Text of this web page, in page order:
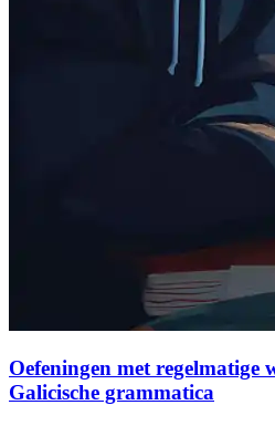
Oefeningen met regelmatige
Galicische grammatica